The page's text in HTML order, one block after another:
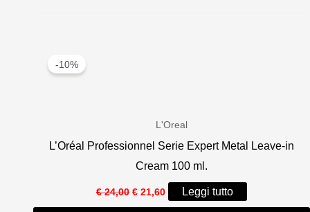
-10%
L'Oreal
L’Oréal Professionnel Serie Expert Metal Leave-in
Cream 100 ml.
€24,00 Il
prezzo
€ 21,60 Il
prezzo
Leggi tutto